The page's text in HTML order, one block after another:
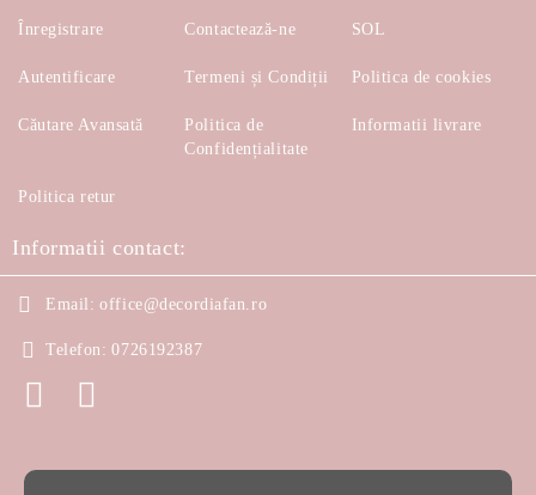
Înregistrare
Autentificare
Căutare Avansată
Contactează-ne
Termeni și Condiții
Politica de
Confidențialitate
SOL
Politica de cookies
Informatii livrare
Politica retur
Informatii contact:
Email: office@decordiafan.ro
Telefon: 0726192387